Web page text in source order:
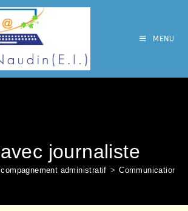
MENU
journaliste
administratif > Communication